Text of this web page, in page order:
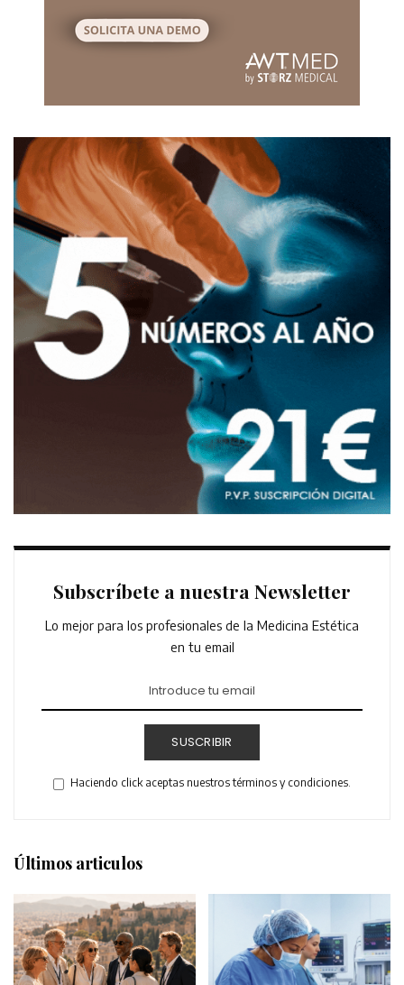
Subscríbete a nuestra Newsletter
Lo mejor para los profesionales de la Medicina Estética
en tu email
SUSCRIBIR
Haciendo click aceptas nuestros términos y condiciones.
Últimos articulos